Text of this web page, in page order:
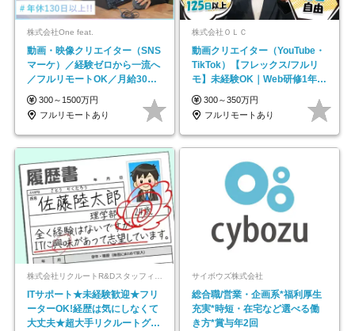
株式会社One feat.
動画・映像クリエイター（SNS
マーケ）／経験ゼロから一流へ
／フルリモートOK／月給30万
円～／年休130日以上
300～1500万円
フルリモートあり
株式会社ＯＬＣ
動画クリエイター（YouTube・
TikTok）【フレックス/フルリ
モ】未経験OK｜Web研修1年間
｜副業OK
300～350万円
フルリモートあり
株式会社リクルートR&Dスタッフィング【リクルートグループ】
ITサポート★未経験歓迎★フリ
ーターOK!経歴は気にしなくて
大丈夫★超大手リクルートグル
サイボウズ株式会社
総合職/営業・企画系*福利厚生
充実*時短・在宅など選べる働
き方*賞与年2回